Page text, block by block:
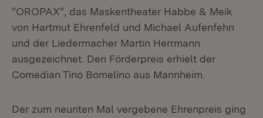
"OROPAX", das Maskentheater Habbe & Meik
von Hartmut Ehrenfeld und Michael Aufenfehn
und der Liedermacher Martin Herrmann
ausgezeichnet. Den Förderpreis erhielt der
Comedian Tino Bomelino aus Mannheim.
Der zum neunten Mal vergebene Ehrenpreis ging